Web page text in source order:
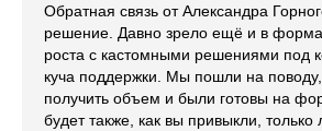
Обратная связь от Александра
решение. Давно зрело ещё и в
роста с кастомными решениями под
куча поддержки. Мы пошли на поводу,
получить объем и были готовы на
будет также, как вы привыкли,